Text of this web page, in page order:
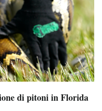
di pitoni in Florida